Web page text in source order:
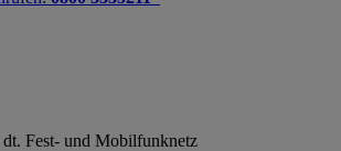
Fest- und Mobilfunknetz